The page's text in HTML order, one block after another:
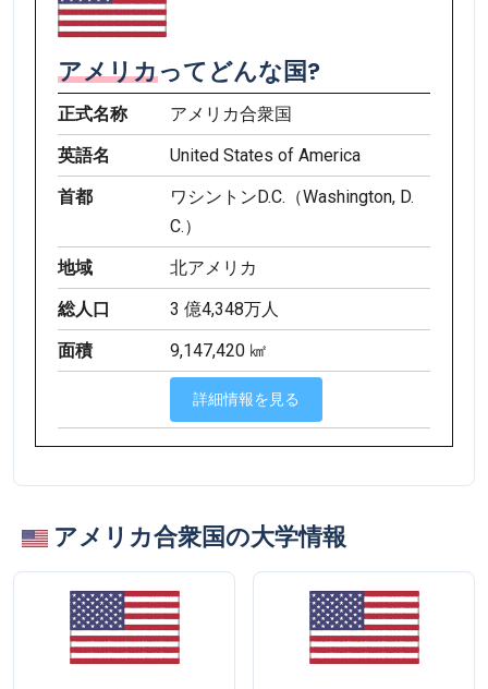
アメリカってどんな国?
正式名称
アメリカ合衆国
英語名
United States of America
首都
ワシントンD.C.（Washington, D.
C.）
地域
北アメリカ
総人口
3 億4,348万人
面積
9,147,420 ㎢
詳細情報を見る
アメリカ合衆国の大学情報